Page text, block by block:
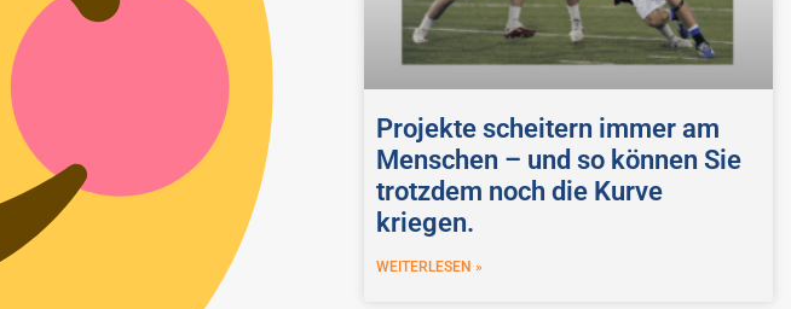
Projekte scheitern immer am
Menschen – und so können Sie
trotzdem noch die Kurve
kriegen.
WEITERLESEN »